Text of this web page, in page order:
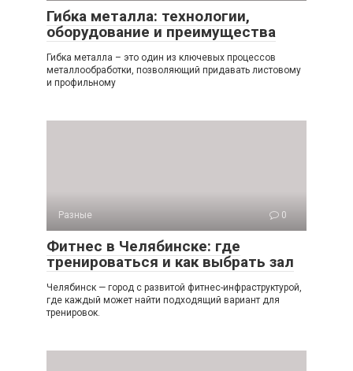
Гибка металла: технологии,
оборудование и преимущества
Гибка металла – это один из ключевых процессов
металлообработки, позволяющий придавать листовому
и профильному
Разные 0
Фитнес в Челябинске: где
тренироваться и как выбрать зал
Челябинск — город с развитой фитнес-инфраструктурой,
где каждый может найти подходящий вариант для
тренировок.